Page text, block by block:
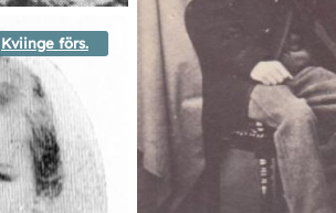
Kviinge förs.